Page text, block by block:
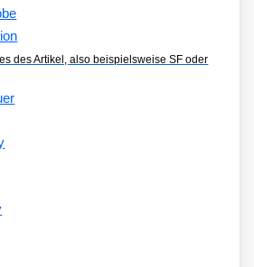
des Artikel, also beispielsweise SF oder